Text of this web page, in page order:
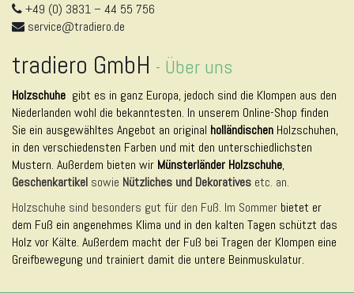
+49 (0) 3831 – 44 55 756
service@tradiero.de
tradiero GmbH - Über uns
Holzschuhe gibt es in ganz Europa, jedoch sind die Klompen aus den
Niederlanden wohl die bekanntesten. In unserem Online-Shop finden
Sie ein ausgewähltes Angebot an original holländischen Holzschuhen,
in den verschiedensten Farben und mit den unterschiedlichsten
Mustern. Außerdem bieten wir Münsterländer Holzschuhe,
Geschenkartikel sowie Nützliches und Dekoratives etc. an.
Holzschuhe sind besonders gut für den Fuß. Im Sommer bietet er
dem Fuß ein angenehmes Klima und in den kalten Tagen schützt das
Holz vor Kälte. Außerdem macht der Fuß bei Tragen der Klompen eine
Greifbewegung und trainiert damit die untere Beinmuskulatur.